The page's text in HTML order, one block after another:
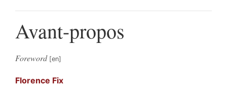
Avant-propos
Foreword
Florence Fix